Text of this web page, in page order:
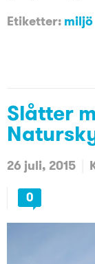
Etiketter: miljö
Slåtter
26 juli, 2015
0